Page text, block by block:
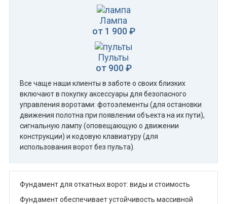
Лампа
от 1 900 ₽
Пульты
от 900 ₽
Все чаще наши клиенты в заботе о своих близких
включают в покупку аксессуары для безопасного
управления воротами: фотоэлементы (для остановки
движения полотна при появлении объекта на их пути),
сигнальную лампу (оповещающую о движении
конструкции) и кодовую клавиатуру (для
использования ворот без пульта).
Фундамент для откатных ворот: виды и стоимость
Фундамент обеспечивает устойчивость массивной